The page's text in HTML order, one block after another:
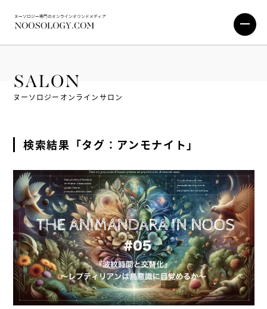
SALON
ヌーソロジーオンラインサロン
検索結果「タグ：アンモナイト」